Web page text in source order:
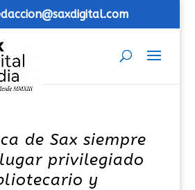
de Sax siempre
privilegiado
y